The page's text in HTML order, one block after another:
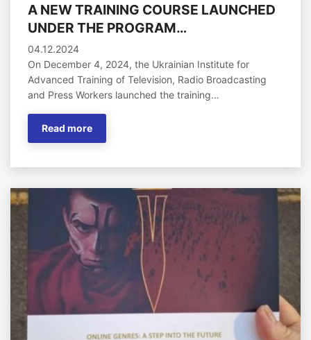
A NEW TRAINING COURSE LAUNCHED
UNDER THE PROGRAM…
04.12.2024
On December 4, 2024, the Ukrainian Institute for
Advanced Training of Television, Radio Broadcasting
and Press Workers launched the training…
Read more